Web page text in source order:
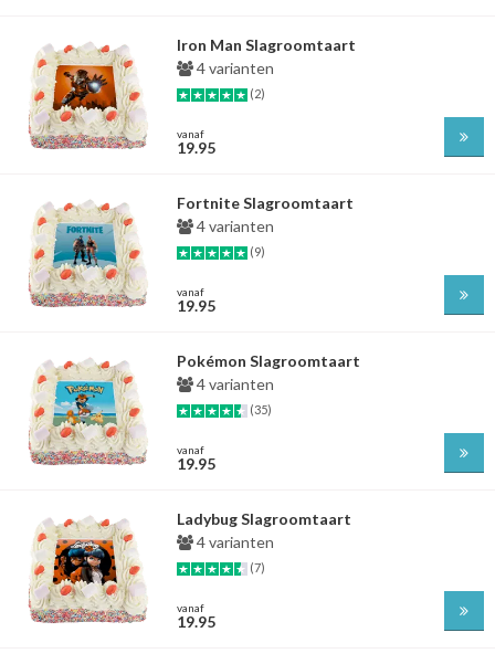
Iron Man Slagroomtaart
4 varianten
(2)
vanaf
19.95
Fortnite Slagroomtaart
4 varianten
(9)
vanaf
19.95
Pokémon Slagroomtaart
4 varianten
(35)
vanaf
19.95
Ladybug Slagroomtaart
4 varianten
(7)
vanaf
19.95